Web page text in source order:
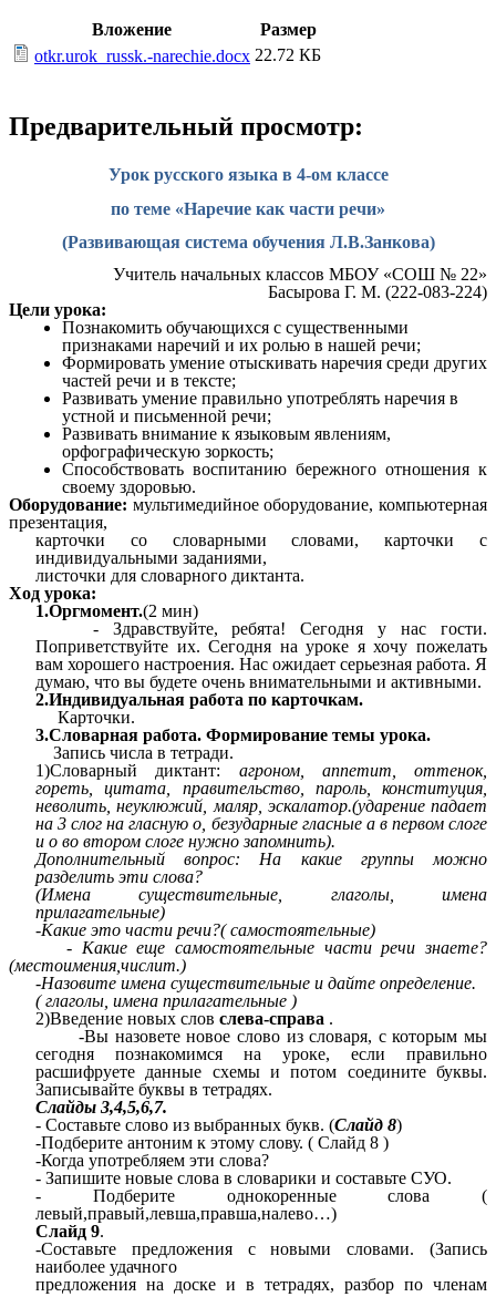
Вложение
Размер
otkr.urok_russk.-narechie.docx 22.72 КБ
Предварительный просмотр:
Урок русского языка в 4-ом классе
по теме «Наречие как части речи»
(Развивающая система обучения Л.В.Занкова)
Учитель начальных классов МБОУ «СОШ № 22»
Басырова Г. М. (222-083-224)
Цели урока:
Познакомить обучающихся с существенными
признаками наречий и их ролью в нашей речи;
Формировать умение отыскивать наречия среди других
частей речи и в тексте;
Развивать умение правильно употреблять наречия в
устной и письменной речи;
Развивать внимание к языковым явлениям,
орфографическую зоркость;
Способствовать воспитанию бережного отношения к
своему здоровью.
Оборудование: мультимедийное оборудование, компьютерная
презентация,
карточки со словарными словами, карточки с
индивидуальными заданиями,
листочки для словарного диктанта.
Ход урока:
1.Оргмомент.(2 мин)
- Здравствуйте, ребята! Сегодня у нас гости.
Поприветствуйте их. Сегодня на уроке я хочу пожелать
вам хорошего настроения. Нас ожидает серьезная работа. Я
думаю, что вы будете очень внимательными и активными.
2.Индивидуальная работа по карточкам.
Карточки.
3.Словарная работа. Формирование темы урока.
Запись числа в тетради.
1)Словарный диктант: агроном, аппетит, оттенок,
гореть, цитата, правительство,
пароль, конституция,
неволить, неуклюжий, маляр, эскалатор.(ударение падает
на 3 слог на гласную о, безударные гласные а в первом слоге
и о во втором слоге нужно запомнить).
Дополнительный вопрос: На какие группы можно
разделить эти слова?
(Имена существительные, глаголы, имена
прилагательные)
-Какие это части речи?( самостоятельные)
- Какие еще самостоятельные части речи знаете?
(местоимения,числит.)
-Назовите имена существительные и дайте определение.
( глаголы, имена прилагательные )
2)Введение новых слов слева-справа .
-Вы назовете новое слово из словаря, с которым мы
сегодня познакомимся на уроке, если правильно
расшифруете данные схемы и потом соедините буквы.
Записывайте буквы в тетрадях.
Слайды 3,4,5,6,7.
- Составьте слово из выбранных букв. (Слайд 8)
-Подберите антоним к этому слову. ( Слайд 8 )
-Когда употребляем эти слова?
- Запишите новые слова в словарики и составьте СУО.
- Подберите однокоренные слова (
левый,правый,левша,правша,налево…)
Слайд 9.
-Составьте предложения с новыми словами. (Запись
наиболее удачного
предложения на доске и в тетрадях, разбор по членам